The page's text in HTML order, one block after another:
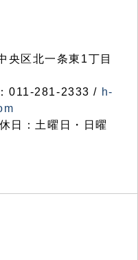
区北一条東1丁目
011-281-2333 / h-
日：土曜日・日曜